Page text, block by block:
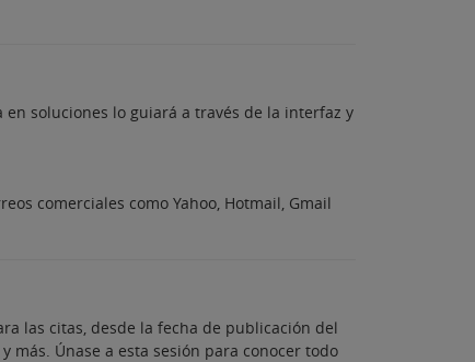
soluciones lo guiará a través de la interfaz y
comerciales como Yahoo, Hotmail, Gmail
las citas, desde la fecha de publicación del
más. Únase a esta sesión para conocer todo